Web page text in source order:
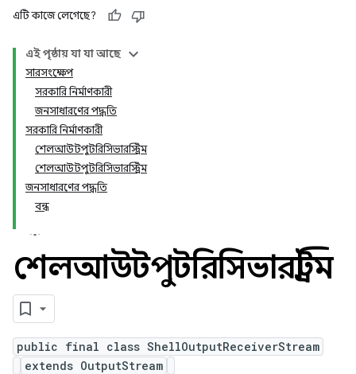
এটি কাজে লেগেছে?
এই পৃষ্ঠায় যা যা আছে
সারসংক্ষেপ
সরকারি নির্মাণকারী
জনসাধারণের পদ্ধতি
সরকারি নির্মাণকারী
শেলআউটপুটরিসিভারস্ট্রিম
শেলআউটপুটরিসিভারস্ট্রিম
জনসাধারণের পদ্ধতি
বন্ধ
শেলআউটপুটরিসিভারস্ট্রিম
public final class ShellOutputReceiverStream
extends OutputStream